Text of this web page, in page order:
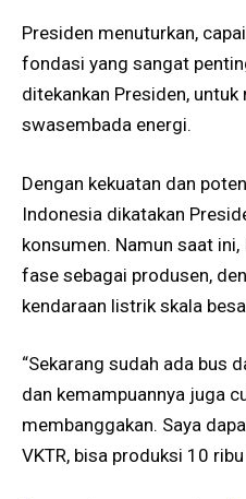
Presiden menuturkan,
fondasi yang sangat
ditekankan Presiden,
swasembada energi.
Dengan kekuatan dan
Indonesia dikatakan
konsumen. Namun saat
fase sebagai produsen,
kendaraan listrik skala
“Sekarang sudah ada bus
dan kemampuannya juga
membanggakan. Saya
VKTR, bisa produksi 10